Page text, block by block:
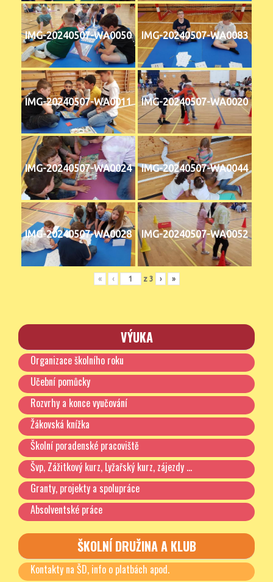
IMG-20240507-WA0050 IMG-20240507-WA0083
IMG-20240507-WA0011 IMG-20240507-WA0020
IMG-20240507-WA0024 IMG-20240507-WA0044
IMG-20240507-WA0028 IMG-20240507-WA0052
« ‹ z 3 › »
VÝUKA
Organizace školního roku
Učební pomůcky
Rozvrhy a konce vyučování
Žákovská knížka
Školní poradenské pracoviště
Švp, Zážitkový kurz, Lyžařský kurz, zájezdy …
Granty, projekty a spolupráce
Absolventské práce
ŠKOLNÍ DRUŽINA A KLUB
Kontakty na ŠD, info o platbách apod.